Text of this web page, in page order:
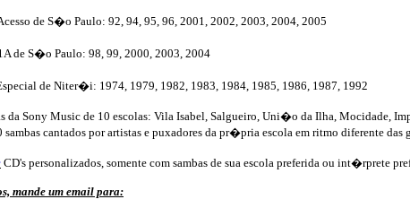
de S�o Paulo: 92, 94, 95, 96, 2001, 2002, 2003, 2004, 2005
de S�o Paulo: 98, 99, 2000, 2003, 2004
de Niter�i: 1974, 1979, 1982, 1983, 1984, 1985, 1986, 1987, 1992
da Sony Music de 10 escolas: Vila Isabel, Salgueiro, Uni�o da Ilha, Mocidade,
cantados por artistas e puxadores da pr�pria escola em ritmo diferente
CD's personalizados, somente com sambas de sua escola preferida ou int�rprete
mande um email para: